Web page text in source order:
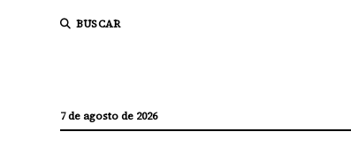
BUSCAR
7 de agosto de 2026